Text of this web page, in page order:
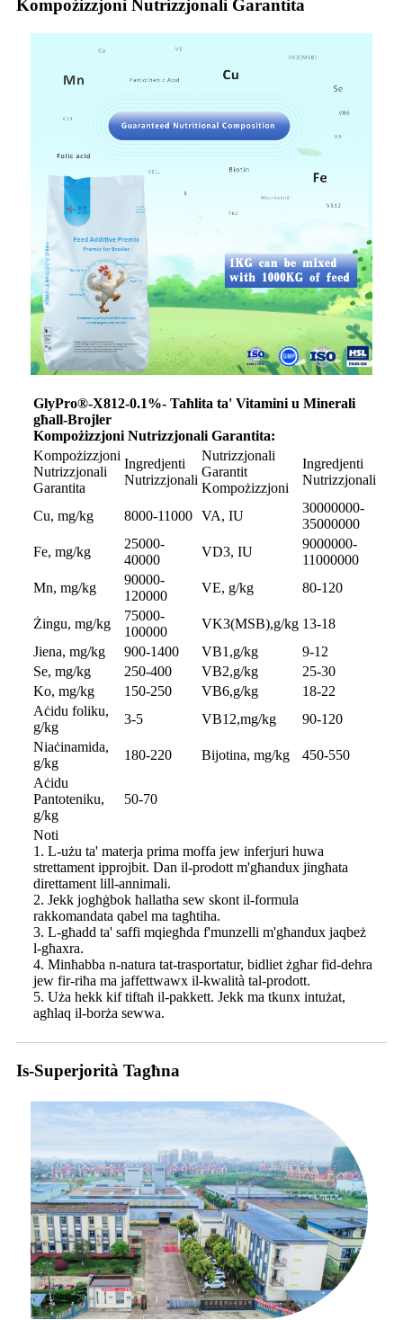
Kompożizzjoni Nutrizzjonali Garantita
GlyPro®-X812-0.1%- Taħlita ta' Vitamini u Minerali
għall-Brojler
Kompożizzjoni Nutrizzjonali Garantita:
Kompożizzjoni
Nutrizzjonali
Garantita
Ingredjenti
Nutrizzjonali
Nutrizzjonali
Garantit
Kompożizzjoni
Ingredjenti
Nutrizzjonali
Cu, mg/kg 8000-11000 VA, IU
30000000-
35000000
Fe, mg/kg
25000-
40000
VD3, IU
9000000-
11000000
Mn, mg/kg
90000-
120000
VE, g/kg 80-120
Żingu, mg/kg
75000-
100000
VK3(MSB),g/kg 13-18
Jiena, mg/kg
900-1400 VB1,g/kg
9-12
Se, mg/kg
250-400 VB2,g/kg
25-30
Ko, mg/kg
150-250 VB6,g/kg
18-22
Aċidu foliku,
g/kg
3-5 VB12,mg/kg
90-120
Niaċinamida,
g/kg
180-220 Bijotina, mg/kg
450-550
Aċidu
Pantoteniku,
g/kg
50-70
Noti
1. L-użu ta' materja prima moffa jew inferjuri huwa
strettament ipprojbit. Dan il-prodott m'għandux jingħata
direttament lill-annimali.
2. Jekk jogħġbok ħallatha sew skont il-formula
rakkomandata qabel ma tagħtiha.
3. L-għadd ta' saffi mqiegħda f'munzelli m'għandux jaqbeż
l-għaxra.
4. Minħabba n-natura tat-trasportatur, bidliet żgħar fid-dehra
jew fir-riħa ma jaffettwawx il-kwalità tal-prodott.
5. Uża hekk kif tiftaħ il-pakkett. Jekk ma tkunx intużat,
agħlaq il-borża sewwa.
Is-Superjorità Tagħna